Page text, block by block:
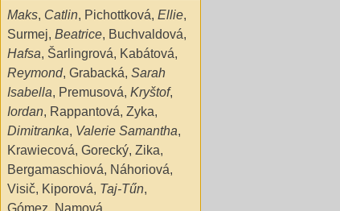
Maks, Catlin, Pichottková, Ellie,
Surmej, Beatrice, Buchvaldová,
Hafsa, Šarlingrová, Kabátová,
Reymond, Grabacká, Sarah
Isabella, Premusová, Kryštof,
Iordan, Rappantová, Zyka,
Dimitranka, Valerie Samantha,
Krawiecová, Gorecký, Zika,
Bergamaschiová, Náhoriová,
Visič, Kiporová, Taj-Tűn,
Gómez, Namová